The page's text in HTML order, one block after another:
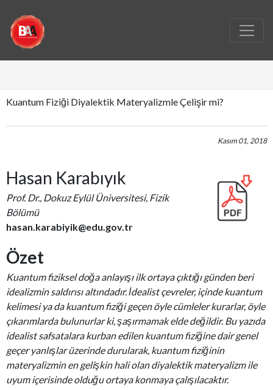
Kuantum Fiziği Diyalektik Materyalizmle Çelişir mi?
Kasım 01, 2018
Hasan Karabıyık
Prof. Dr., Dokuz Eylül Üniversitesi, Fizik
Bölümü
hasan.karabiyik@edu.gov.tr
Özet
Kuantum fiziksel doğa anlayışı ilk ortaya çıktığı günden beri
idealizmin saldırısı altındadır. İdealist çevreler, içinde kuantum
kelimesi ya da kuantum fiziği geçen öyle cümleler kurarlar, öyle
çıkarımlarda bulunurlar ki, şaşırmamak elde değildir. Bu yazıda
idealist safsatalara kurban edilen kuantum fiziğine dair genel
geçer yanlışlar üzerinde durularak, kuantum fiziğinin
materyalizmin en gelişkin hali olan diyalektik materyalizm ile
uyum içerisinde olduğu ortaya konmaya çalışılacaktır.